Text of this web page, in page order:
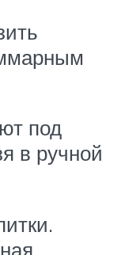
под
в ручной